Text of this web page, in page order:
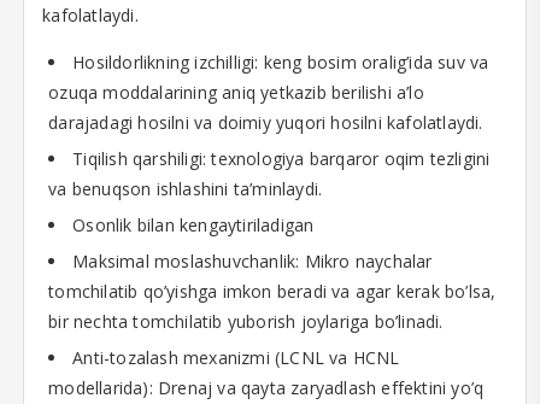
kafolatlaydi.
Hosildorlikning izchilligi: keng bosim oralig’ida suv va
ozuqa moddalarining aniq yetkazib berilishi a’lo
darajadagi hosilni va doimiy yuqori hosilni kafolatlaydi.
Tiqilish qarshiligi: texnologiya barqaror oqim tezligini
va benuqson ishlashini ta’minlaydi.
Osonlik bilan kengaytiriladigan
Maksimal moslashuvchanlik: Mikro naychalar
tomchilatib qo’yishga imkon beradi va agar kerak bo’lsa,
bir nechta tomchilatib yuborish joylariga bo’linadi.
Anti-tozalash mexanizmi (LCNL va HCNL
modellarida): Drenaj va qayta zaryadlash effektini yo’q